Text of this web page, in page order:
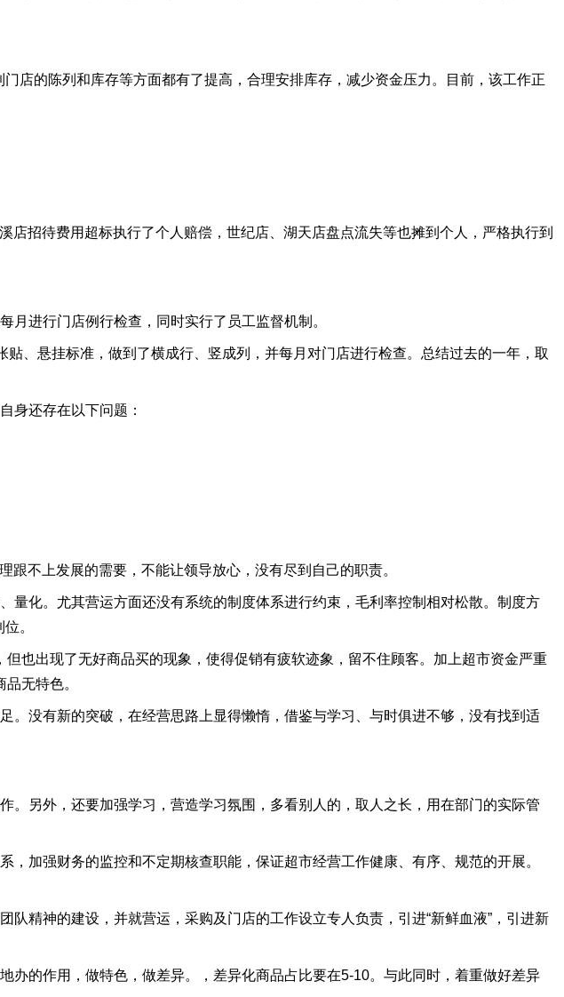
店的陈列和库存等方面都有了提高，合理安排库存，减少资金压力。目前，该工作正
招待费用超标执行了个人赔偿，世纪店、湖天店盘点流失等也摊到个人，严格执行到
进行门店例行检查，同时实行了员工监督机制。
、悬挂标准，做到了横成行、竖成列，并每月对门店进行检查。总结过去的一年，取
身还存在以下问题：
不上发展的需要，不能让领导放心，没有尽到自己的职责。
化。尤其营运方面还没有系统的制度体系进行约束，毛利率控制相对松散。制度方
。
也出现了无好商品买的现象，使得促销有疲软迹象，留不住顾客。加上超市资金严重
无特色。
没有新的突破，在经营思路上显得懒惰，借鉴与学习、与时俱进不够，没有找到适
另外，还要加强学习，营造学习氛围，多看别人的，取人之长，用在部门的实际管
加强财务的监控和不定期核查职能，保证超市经营工作健康、有序、规范的开展。
精神的建设，并就营运，采购及门店的工作设立专人负责，引进“新鲜血液”，引进新
的作用，做特色，做差异。，差异化商品占比要在5-10。与此同时，着重做好差异